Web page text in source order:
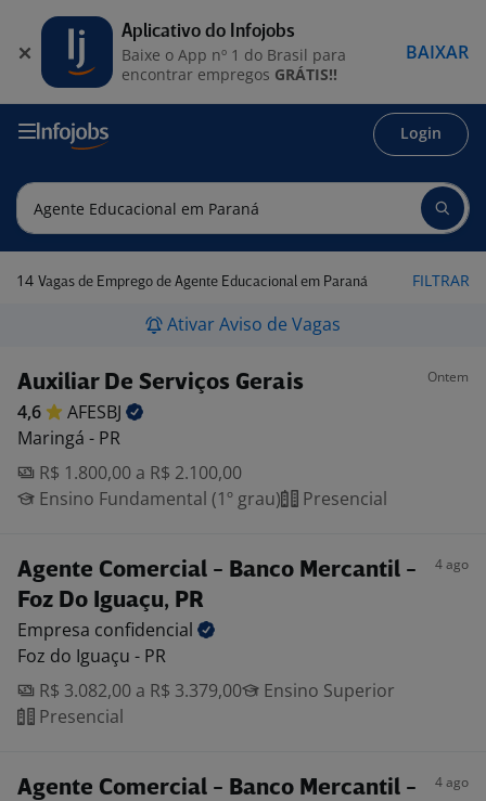
Login
14 Vagas de Emprego de Agente Educacional em Paraná FILTRAR
Ativar Aviso de Vagas
Auxiliar De Serviços Gerais Ontem
4,6
AFESBJ
Maringá - PR
R$ 1.800,00 a R$ 2.100,00
Ensino Fundamental (1º grau)
Presencial
Agente Comercial - Banco Mercantil -
Foz Do Iguaçu, PR
4 ago
Empresa confidencial
Foz do Iguaçu - PR
R$ 3.082,00 a R$ 3.379,00
Ensino Superior
Presencial
Agente Comercial - Banco Mercantil -
4 ago
Aplicativo do Infojobs
Baixe o App nº 1 do Brasil para
encontrar empregos GRÁTIS!!
BAIXAR